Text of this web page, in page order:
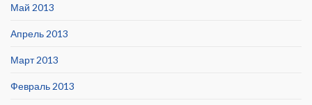
Май 2013
Апрель 2013
Март 2013
Февраль 2013